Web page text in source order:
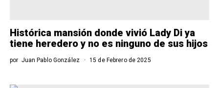
Histórica mansión donde vivió Lady Di ya
tiene heredero y no es ninguno de sus hijos
por Juan Pablo González 15 de Febrero de 2025